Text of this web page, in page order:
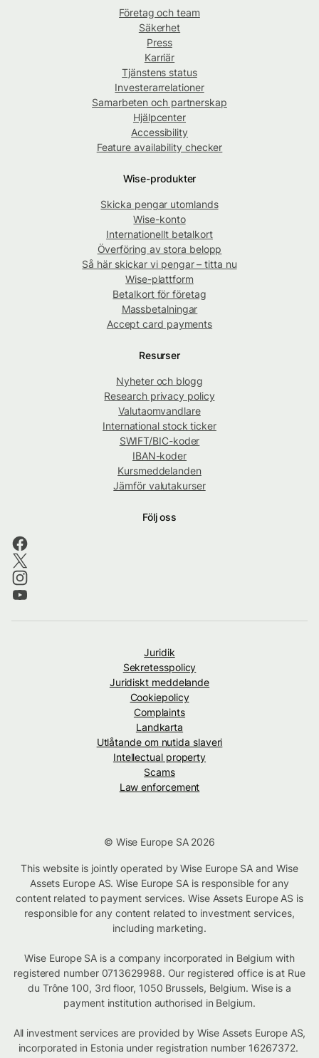
Företag och team
Säkerhet
Press
Karriär
Tjänstens status
Investerarrelationer
Samarbeten och partnerskap
Hjälpcenter
Accessibility
Feature availability checker
Wise-produkter
Skicka pengar utomlands
Wise-konto
Internationellt betalkort
Överföring av stora belopp
Så här skickar vi pengar – titta nu
Wise-plattform
Betalkort för företag
Massbetalningar
Accept card payments
Resurser
Nyheter och blogg
Research privacy policy
Valutaomvandlare
International stock ticker
SWIFT/BIC-koder
IBAN-koder
Kursmeddelanden
Jämför valutakurser
Följ oss
Juridik
Sekretesspolicy
Juridiskt meddelande
Cookiepolicy
Complaints
Landkarta
Utlåtande om nutida slaveri
Intellectual property
Scams
Law enforcement
© Wise Europe SA 2026
This website is jointly operated by Wise Europe SA and Wise
Assets Europe AS. Wise Europe SA is responsible for any
content related to payment services. Wise Assets Europe AS is
responsible for any content related to investment services,
including marketing.
Wise Europe SA is a company incorporated in Belgium with
registered number 0713629988. Our registered office is at Rue
du Trône 100, 3rd floor, 1050 Brussels, Belgium. Wise is a
payment institution authorised in Belgium.
All investment services are provided by Wise Assets Europe AS,
incorporated in Estonia under registration number 16267372.